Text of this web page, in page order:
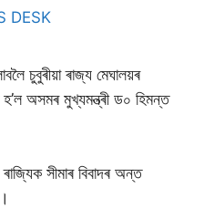
DESK
চুবুৰীয়া ৰাজ্য মেঘালয়ৰ
অসমৰ মুখ্যমন্ত্ৰী ড০ হিমন্ত
সীমাৰ বিবাদৰ অন্ত